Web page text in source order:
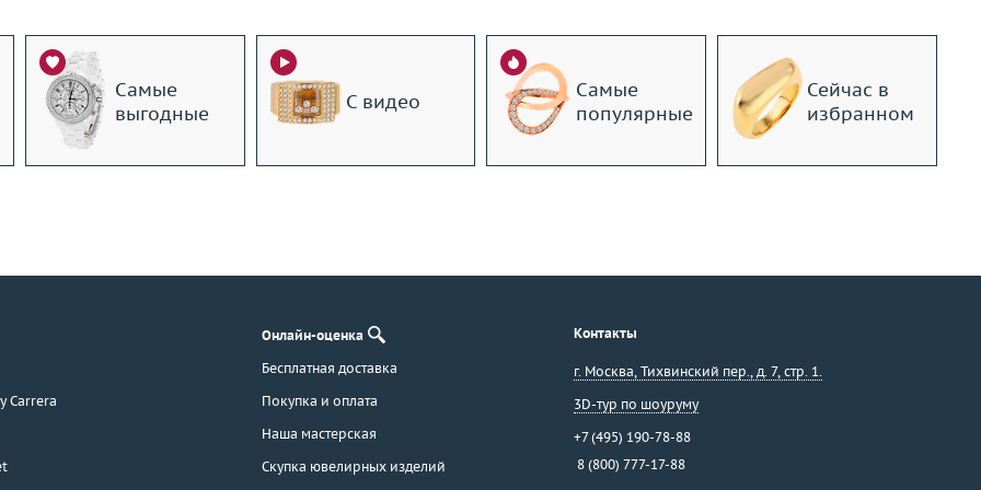
Самые
выгодные
С видео
Самые
популярные
Сейчас в
избранном
Carrera
Онлайн-оценка
Бесплатная доставка
Покупка и оплата
Наша мастерская
Скупка ювелирных изделий
Контакты
г. Москва, Тихвинский пер., д. 7, стр. 1.
3D-тур по шоуруму
+7 (495) 190-78-88
8 (800) 777-17-88